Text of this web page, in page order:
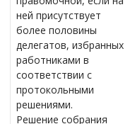
ней присутствует
более половины
делегатов, избранных
работниками в
соответствии с
протокольными
решениями.
Решение собрания